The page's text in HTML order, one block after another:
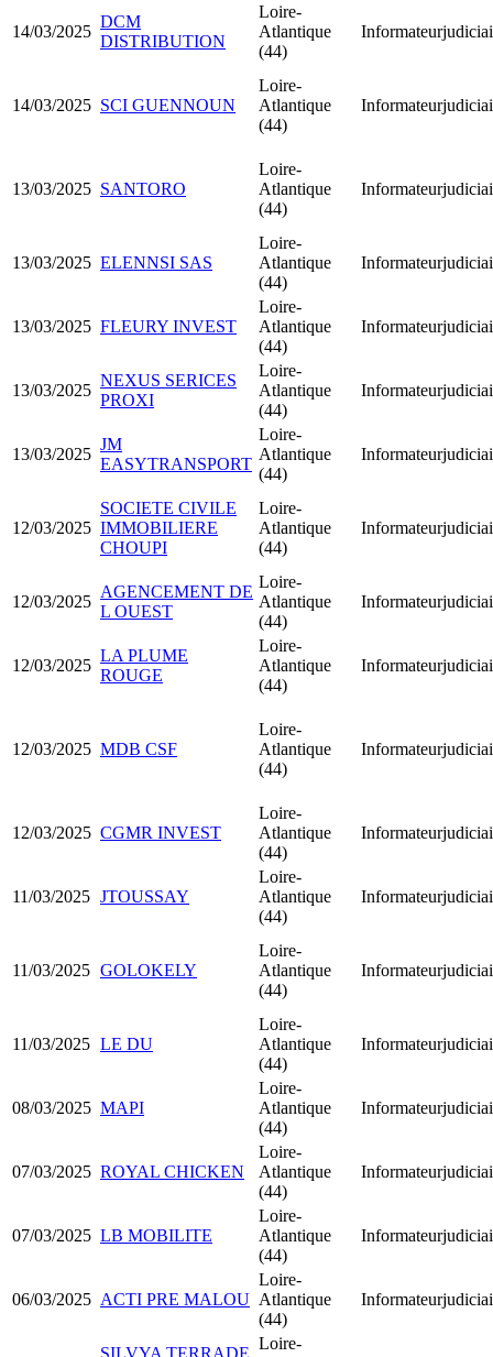
14/03/2025
DCM
DISTRIBUTION
Loire-
Atlantique
(44)
14/03/2025 SCI GUENNOUN
Loire-
Atlantique
(44)
13/03/2025 SANTORO
Loire-
Atlantique
(44)
13/03/2025 ELENNSI SAS
Loire-
Atlantique
(44)
13/03/2025 FLEURY INVEST
Loire-
Atlantique
(44)
13/03/2025
NEXUS SERICES
PROXI
Loire-
Atlantique
(44)
13/03/2025
JM
EASYTRANSPORT
Loire-
Atlantique
(44)
12/03/2025
SOCIETE CIVILE
IMMOBILIERE
CHOUPI
Loire-
Atlantique
(44)
12/03/2025
AGENCEMENT DE
L OUEST
Loire-
Atlantique
(44)
12/03/2025
LA PLUME
ROUGE
Loire-
Atlantique
(44)
12/03/2025 MDB CSF
Loire-
Atlantique
(44)
12/03/2025 CGMR INVEST
Loire-
Atlantique
(44)
11/03/2025 JTOUSSAY
Loire-
Atlantique
(44)
11/03/2025 GOLOKELY
Loire-
Atlantique
(44)
11/03/2025 LE DU
Loire-
Atlantique
(44)
08/03/2025 MAPI
Loire-
Atlantique
(44)
07/03/2025 ROYAL CHICKEN
Loire-
Atlantique
(44)
07/03/2025 LB MOBILITE
Loire-
Atlantique
(44)
06/03/2025 ACTI PRE MALOU
Loire-
Atlantique
(44)
SILVYA TERRADE
Loire-